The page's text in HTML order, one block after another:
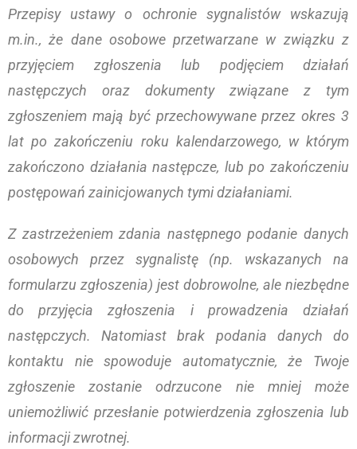
Przepisy ustawy o ochronie sygnalistów wskazują
m.in., że dane osobowe przetwarzane w związku z
przyjęciem zgłoszenia lub podjęciem działań
następczych oraz dokumenty związane z tym
zgłoszeniem mają być przechowywane przez okres 3
lat po zakończeniu roku kalendarzowego, w którym
zakończono działania następcze, lub po zakończeniu
postępowań zainicjowanych tymi działaniami.
Z zastrzeżeniem zdania następnego podanie danych
osobowych przez sygnalistę (np. wskazanych na
formularzu zgłoszenia) jest dobrowolne, ale niezbędne
do przyjęcia zgłoszenia i prowadzenia działań
następczych. Natomiast brak podania danych do
kontaktu nie spowoduje automatycznie, że Twoje
zgłoszenie zostanie odrzucone nie mniej może
uniemożliwić przesłanie potwierdzenia zgłoszenia lub
informacji zwrotnej.